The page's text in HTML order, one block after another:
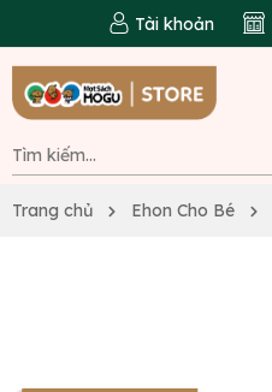
Tài khoản
Trang chủ Ehon Cho Bé